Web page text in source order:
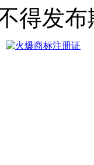
得发